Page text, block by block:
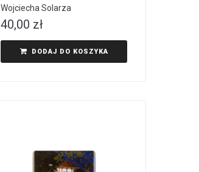
Wojciecha Solarza
40,00 zł
DODAJ DO KOSZYKA